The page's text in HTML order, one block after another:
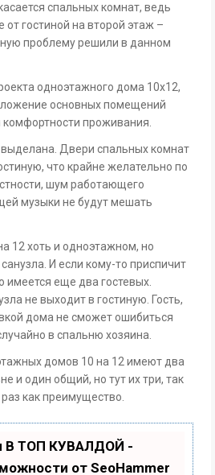
спальных комнат, ведь
гостиной на второй этаж –
проблему решили в данном
одноэтажного дома 10х12,
основных помещений
проживания.
выделана. Двери спальных комнат
что крайне желательно по
шум работающего
музыки не будут мешать
12 хоть и одноэтажном, но
И если кому-то приспичит
имеется еще два гостевых.
не выходит в гостиную. Гость,
дома не сможет ошибиться
в спальню хозяина.
домов 10 на 12 имеют два
и один общий, но тут их три, так
как преимущество.
В ТОП КУВАЛДОЙ -
от SeoHammer